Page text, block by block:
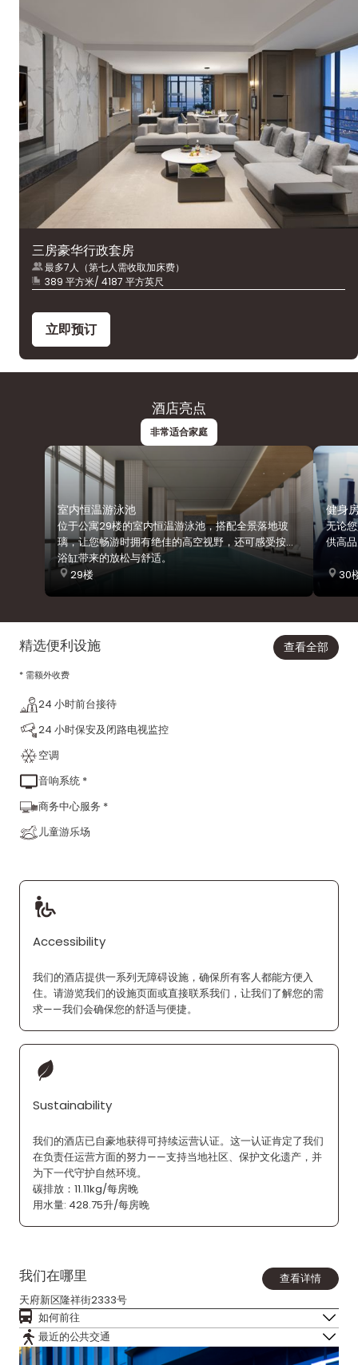
三房豪华行政套房
最多7人（第七人需收取加床费）
389 平方米/ 4187 平方英尺
立即预订
酒店亮点
非常适合家庭
室内恒温游泳池
位于公寓29楼的室内恒温游泳池，搭配全景落地玻
璃，让您畅游时拥有绝佳的高空视野，还可感受按摩
浴缸带来的放松与舒适。
29楼
健身
无论
供高
30
精选便利设施
* 需额外收费
查看全部
24 小时前台接待
24 小时保安及闭路电视监控
空调
音响系统 *
商务中心服务 *
儿童游乐场
Accessibility
我们的酒店提供一系列无障碍设施，确保所有客人都能方便入
住。请游览我们的设施页面或直接联系我们，让我们了解您的需
求——我们会确保您的舒适与便捷。
Sustainability
我们的酒店已自豪地获得可持续运营认证。这一认证肯定了我们
在负责任运营方面的努力——支持当地社区、保护文化遗产，并
为下一代守护自然环境。
碳排放：11.11kg/每房晚
用水量: 428.75升/每房晚
我们在哪里
查看详情
天府新区隆祥街2333号
如何前往
最近的公共交通